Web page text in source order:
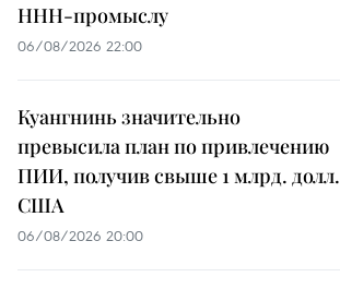
ННН-промыслу
06/08/2026 22:00
Куангнинь значительно
превысила план по привлечению
ПИИ, получив свыше 1 млрд. долл.
США
06/08/2026 20:00